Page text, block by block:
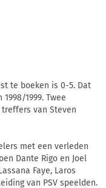
te boeken is 0-5. Dat
1999. Twee
treffers van Steven
met een verleden
Dante Rigo en Joel
Faye, Laros
van PSV speelden.